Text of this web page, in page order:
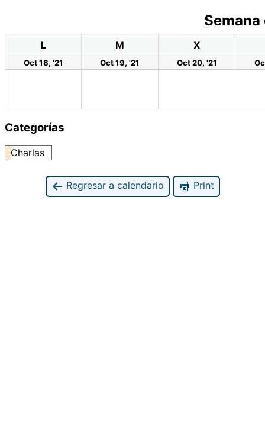
L M X
Oct 18, '21 Oct 19, '21 Oct 20, '21
Categorías
Charlas
Regresar a calendario Print